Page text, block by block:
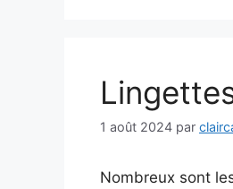
1 août 2024 par
Nombreux sont